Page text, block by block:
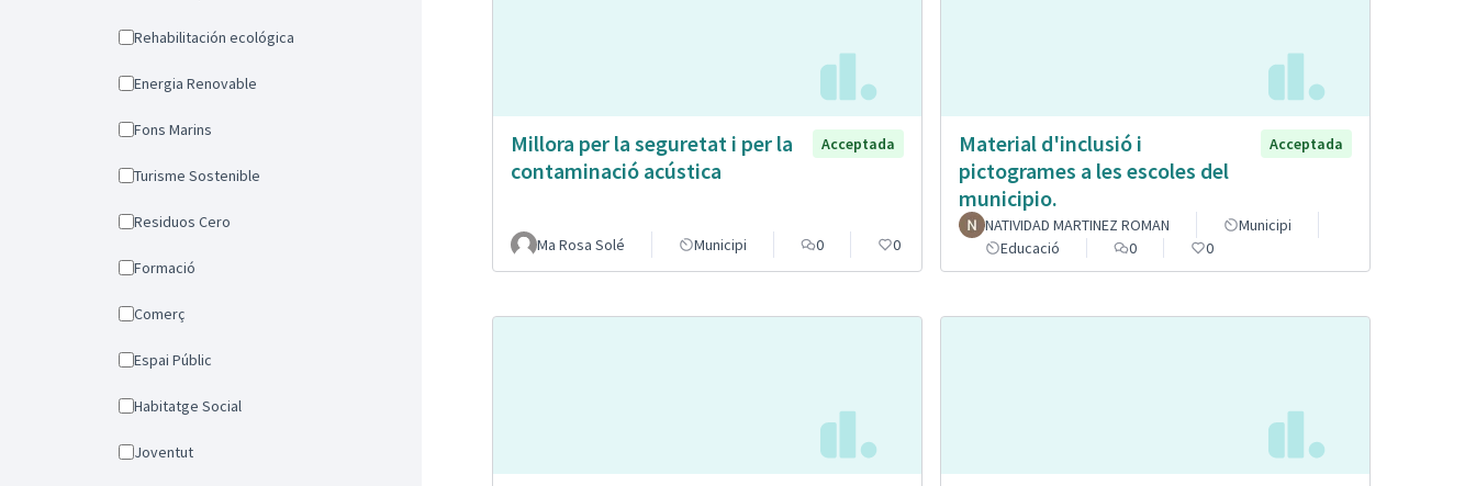
Rehabilitación ecológica
Energia Renovable
Fons Marins
Turisme Sostenible
Residuos Cero
Formació
Comerç
Espai Públic
Habitatge Social
Joventut
Millora per la seguretat i per la
contaminació acústica
Acceptada
Ma Rosa Solé Municipi 0 0
Material d'inclusió i
pictogrames a les escoles del
municipio.
Acceptada
NATIVIDAD MARTINEZ ROMAN
Municipi
Educació
0 0